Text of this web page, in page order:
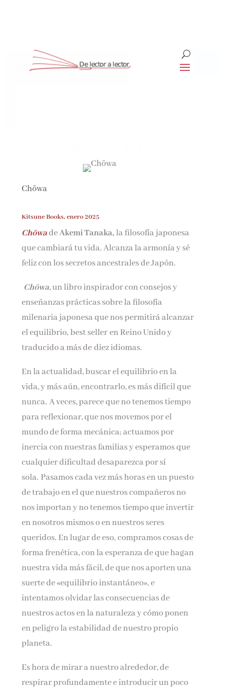
Chōwa
Kitsune Books, enero 2025
ChōwadeAkemi Tanaka,la filosofía japonesa
que cambiará tu vida. Alcanza la armonía y sé
feliz con los secretos ancestrales de Japón.
Chōwa, un libro inspirador con consejos y
enseñanzas prácticas sobre la filosofía
milenaria japonesa que nos permitirá alcanzar
el equilibrio, best seller en Reino Unido y
traducido a más de diez idiomas.
En la actualidad, buscar el equilibrio en la
vida, y más aún, encontrarlo, es más difícil que
nunca. A veces, parece que no tenemos tiempo
para reflexionar, que nos movemos por el
mundo de forma mecánica; actuamos por
inercia con nuestras familias y esperamos que
cualquier dificultad desaparezca por sí
sola. Pasamos cada vez más horas en un puesto
de trabajo en el que nuestros compañeros no
nos importan y no tenemos tiempo que invertir
en nosotros mismos o en nuestros seres
queridos. En lugar de eso, compramos cosas de
forma frenética, con la esperanza de que hagan
nuestra vida más fácil, de que nos aporten una
suerte de «equilibrio instantáneo», e
intentamos olvidar las consecuencias de
nuestros actos en la naturaleza y cómo ponen
en peligro la estabilidad de nuestro propio
planeta.
Es hora de mirar a nuestro alrededor, de
respirar profundamente e introducir un poco
Suscríbete
Únete a nuestra comunidad de amantes de la
Nombre*
Por favor, acepta los
de privacidad